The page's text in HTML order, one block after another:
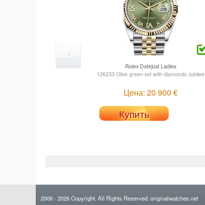
Rolex Datejust Ladies
126233 Olive green set with diamonds Jubilee
Цена: 20 900 €
Купить
2006- 2026Copyright. All Rights Reserved.originalwatches.net